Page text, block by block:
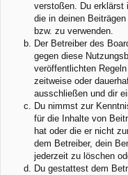
verstoßen. Du erklärst
die in deinen
bzw. zu verwenden.
Der Betreiber des
gegen diese
veröffentlichten
zeitweise oder
ausschließen und dir
Du nimmst zur
für die Inhalte von
hat oder die er nicht
dem Betreiber, dein
jederzeit zu löschen
Du gestattest dem